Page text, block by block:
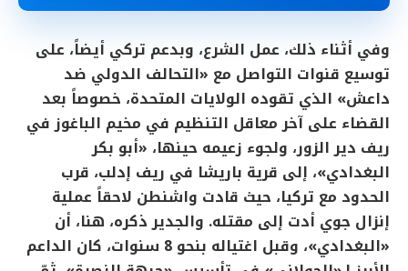
وفي أثناء ذلك، عمل الشرع، وبدعم تركي أيضاً، على
توسيع قنوات التواصل مع «التحالف الدولي ضد
داعش» الذي تقوده الولايات المتحدة، خصوصاً بعد
القضاء على آخر معاقل التنظيم في مخيم الباغوز في
ريف دير الزور، ولجوء زعيمه حينها، «أبو بكر
البغدادي»، إلى قرية باريشا في ريف إدلب، قرب
الحدود مع تركيا، حيث قادت واشنطن لاحقاً عملية
إنزال جوي أدت إلى مقتله. والجدير ذكره، هنا، أن
«البغدادي»، وقبل اغتياله بنحو 8 سنوات، كان الداعم